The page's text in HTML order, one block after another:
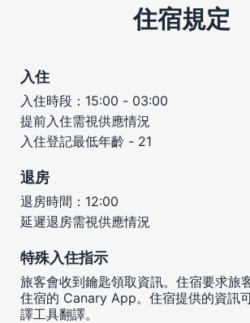
住宿規定
入住
入住時段：15:00 - 03:00
提前入住需視供應情況
入住登記最低年齡 - 21
退房
退房時間：12:00
延遲退房需視供應情況
特殊入住指示
旅客會收到鑰匙領取資訊。住宿要求旅
住宿的 Canary App。住宿提供的資訊
譯工具翻譯。